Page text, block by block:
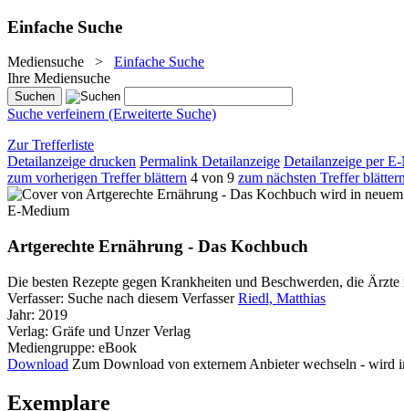
Einfache Suche
Mediensuche > Einfache Suche
Ihre Mediensuche
Suche verfeinern (Erweiterte Suche)
Zur Trefferliste
Detailanzeige drucken Permalink Detailanzeige Detailanzeige per
zum vorherigen Treffer blättern 4 von 9 zum nächsten Treffer
wird in
E-Medium
Artgerechte Ernährung - Das Kochbuch
Die besten Rezepte gegen Krankheiten und Beschwerden, die Ärzte
Verfasser: Suche nach diesem Verfasser Riedl, Matthias
Jahr: 2019
Verlag: Gräfe und Unzer Verlag
Mediengruppe: eBook
Download Zum Download von externem Anbieter wechseln - wird
Exemplare